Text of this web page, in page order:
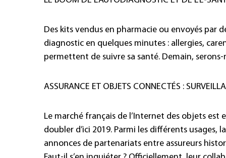
Des kits vendus en pharmacie ou envoyés par
diagnostic en quelques minutes : allergies,
permettent de suivre sa santé. Demain,
ASSURANCE ET OBJETS CONNECTÉS :
Le marché français de l’Internet des objets est
doubler d’ici 2019. Parmi les différents
annonces de partenariats entre assureurs